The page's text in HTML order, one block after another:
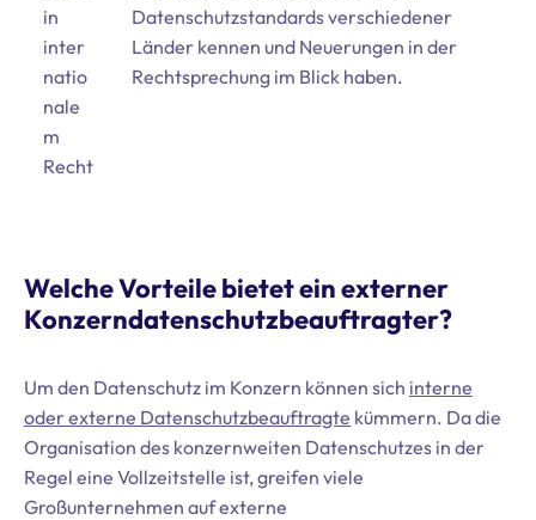
in
inter
natio
nale
m
Recht
Datenschutzstandards verschiedener
Länder kennen und Neuerungen in der
Rechtsprechung im Blick haben.
Welche Vorteile bietet ein externer
Konzerndatenschutzbeauftragter?
Um den Datenschutz im Konzern können sich interne
oder externe Datenschutzbeauftragte kümmern. Da die
Organisation des konzernweiten Datenschutzes in der
Regel eine Vollzeitstelle ist, greifen viele
Großunternehmen auf externe